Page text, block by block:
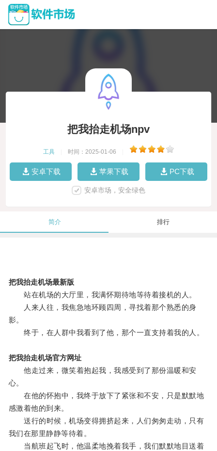
把我抬走机场npv
工具 时间：2025-01-06
安卓下载 苹果下载 PC下载
安卓市场，安全绿色
简介 排行
把我抬走机场最新版
站在机场的大厅里，我满怀期待地等待着接机的人。
人来人往，我焦急地环顾四周，寻找着那个熟悉的身
影。
终于，在人群中我看到了他，那个一直支持着我的人。
把我抬走机场官方网址
他走过来，微笑着抱起我，我感受到了那份温暖和安
心。
在他的怀抱中，我终于放下了紧张和不安，只是默默地
感激着他的到来。
送行的时候，机场变得拥挤起来，人们匆匆走动，只有
我们在那里静静等待着。
当航班起飞时，他温柔地挽着我手，我们默默地目送着